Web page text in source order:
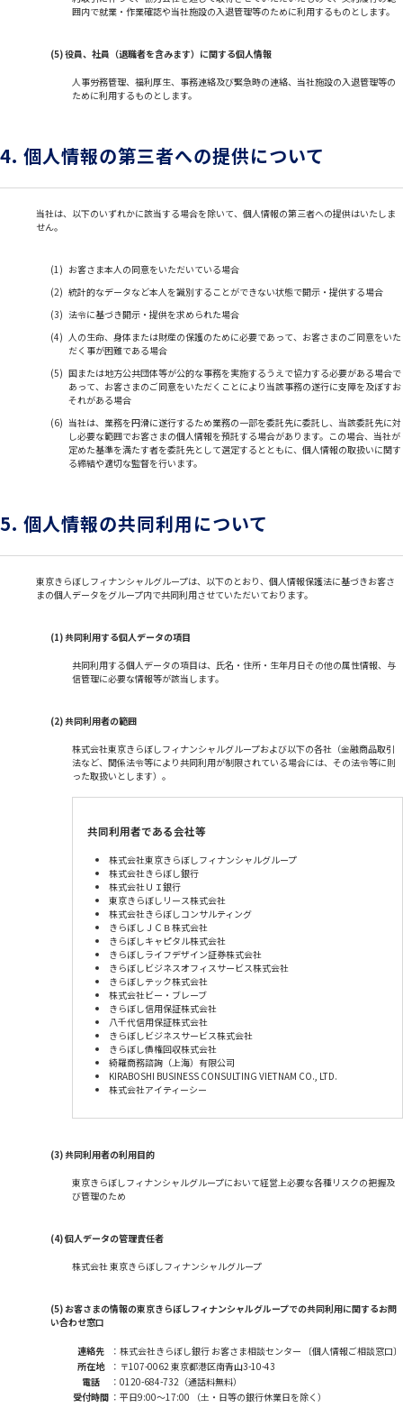
囲内で就業・作業確認や当社施設の入退管理等のために利用するものとします。
(5) 役員、社員（退職者を含みます）に関する個人情報
人事労務管理、福利厚生、事務連絡及び緊急時の連絡、当社施設の入退管理等の
ために利用するものとします。
4. 個人情報の第三者への提供について
当社は、以下のいずれかに該当する場合を除いて、個人情報の第三者への提供はいたしま
せん。
(1) お客さま本人の同意をいただいている場合
(2) 統計的なデータなど本人を識別することができない状態で開示・提供する場合
(3) 法令に基づき開示・提供を求められた場合
(4) 人の生命、身体または財産の保護のために必要であって、お客さまのご同意をいた
だく事が困難である場合
(5) 国または地方公共団体等が公的な事務を実施するうえで協力する必要がある場合で
あって、お客さまのご同意をいただくことにより当該事務の遂行に支障を及ぼすお
それがある場合
(6) 当社は、業務を円滑に遂行するため業務の一部を委託先に委託し、当該委託先に対
し必要な範囲でお客さまの個人情報を預託する場合があります。この場合、当社が
定めた基準を満たす者を委託先として選定するとともに、個人情報の取扱いに関す
る締結や適切な監督を行います。
5. 個人情報の共同利用について
東京きらぼしフィナンシャルグループは、以下のとおり、個人情報保護法に基づきお客さ
まの個人データをグループ内で共同利用させていただいております。
(1) 共同利用する個人データの項目
共同利用する個人データの項目は、氏名・住所・生年月日その他の属性情報、与
信管理に必要な情報等が該当します。
(2) 共同利用者の範囲
株式会社東京きらぼしフィナンシャルグループおよび以下の各社（金融商品取引
法など、関係法令等により共同利用が制限されている場合には、その法令等に則
った取扱いとします）。
共同利用者である会社等
株式会社東京きらぼしフィナンシャルグループ
株式会社きらぼし銀行
株式会社ＵＩ銀行
東京きらぼしリース株式会社
株式会社きらぼしコンサルティング
きらぼしＪＣＢ株式会社
きらぼしキャピタル株式会社
きらぼしライフデザイン証券株式会社
きらぼしビジネスオフィスサービス株式会社
きらぼしテック株式会社
株式会社ビー・ブレーブ
きらぼし信用保証株式会社
八千代信用保証株式会社
きらぼしビジネスサービス株式会社
きらぼし債権回収株式会社
綺羅商務諮詢（上海）有限公司
KIRABOSHI BUSINESS CONSULTING VIETNAM CO., LTD.
株式会社アイティーシー
(3) 共同利用者の利用目的
東京きらぼしフィナンシャルグループにおいて経営上必要な各種リスクの把握及
び管理のため
(4) 個人データの管理責任者
株式会社 東京きらぼしフィナンシャルグループ
(5) お客さまの情報の東京きらぼしフィナンシャルグループでの共同利用に関するお問
い合わせ窓口
連絡先 ： 株式会社きらぼし銀行 お客さま相談センター 〔個人情報ご相談窓口〕
所在地
： 〒107-0062 東京都港区南青山3-10-43
電話
： 0120-684-732（通話料無料）
受付時間 ： 平日9:00～17:00 （土・日等の銀行休業日を除く）